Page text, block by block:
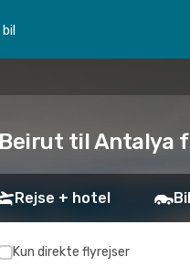
til Antalya
Rejse + hotel
Kun direkte flyrejser